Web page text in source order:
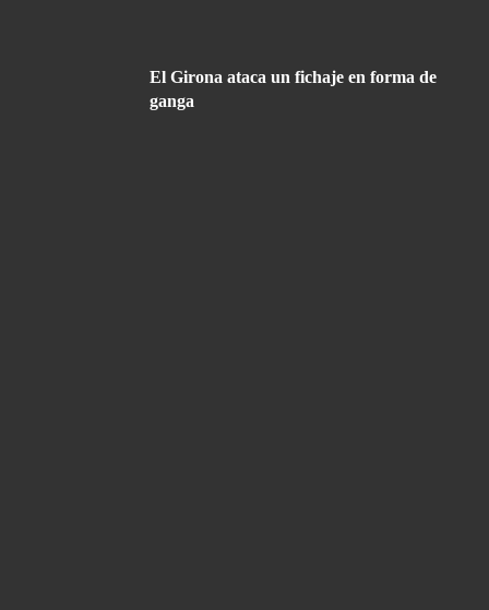
El Girona ataca un fichaje en forma de
ganga